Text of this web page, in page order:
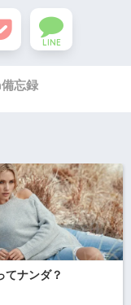
LINE
忘録
てナンダ？